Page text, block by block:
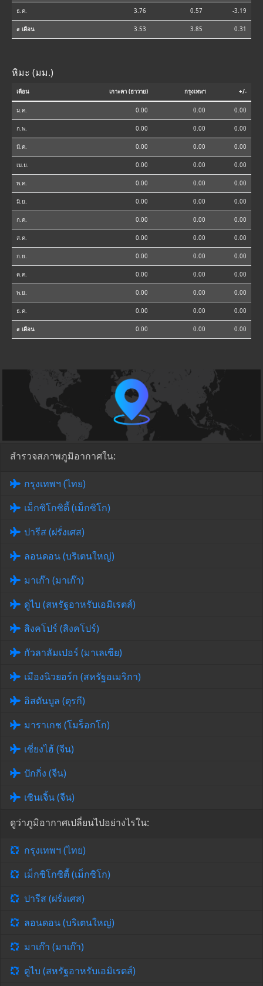
ธ.ค. 3.76 0.57 -3.19
⌀ เดือน 3.53 3.85 0.31
หิมะ (มม.)
เดือน เกาะคา (ฮาวาย) กรุงเทพฯ +/-
ม.ค. 0.00 0.00 0.00
ก.พ. 0.00 0.00 0.00
มี.ค. 0.00 0.00 0.00
เม.ย. 0.00 0.00 0.00
พ.ค. 0.00 0.00 0.00
มิ.ย. 0.00 0.00 0.00
ก.ค. 0.00 0.00 0.00
ส.ค. 0.00 0.00 0.00
ก.ย. 0.00 0.00 0.00
ต.ค. 0.00 0.00 0.00
พ.ย. 0.00 0.00 0.00
ธ.ค. 0.00 0.00 0.00
⌀ เดือน 0.00 0.00 0.00
สำรวจสภาพภูมิอากาศใน:
กรุงเทพฯ (ไทย)
เม็กซิโกซิตี้ (เม็กซิโก)
ปารีส (ฝรั่งเศส)
ลอนดอน (บริเตนใหญ่)
มาเก๊า (มาเก๊า)
ดูไบ (สหรัฐอาหรับเอมิเรตส์)
สิงคโปร์ (สิงคโปร์)
กัวลาลัมเปอร์ (มาเลเซีย)
เมืองนิวยอร์ก (สหรัฐอเมริกา)
อิสตันบูล (ตุรกี)
มาราเกช (โมร็อกโก)
เซี่ยงไฮ้ (จีน)
ปักกิ่ง (จีน)
เซินเจิ้น (จีน)
ดูว่าภูมิอากาศเปลี่ยนไปอย่างไรใน:
กรุงเทพฯ (ไทย)
เม็กซิโกซิตี้ (เม็กซิโก)
ปารีส (ฝรั่งเศส)
ลอนดอน (บริเตนใหญ่)
มาเก๊า (มาเก๊า)
ดูไบ (สหรัฐอาหรับเอมิเรตส์)